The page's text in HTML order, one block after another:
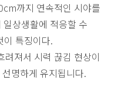
까지 연속적인 시야를
상생활에 적응할 수
이 특징이다.
져서 시력 끊김 현상이
명하게 유지됩니다.